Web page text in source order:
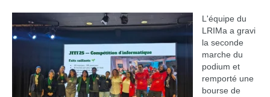
L'équipe du
LRIMa a gravi
la seconde
marche du
podium et
remporté une
bourse de